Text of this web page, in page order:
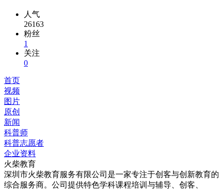
人气
26163
粉丝
1
关注
0
首页
视频
图片
原创
新闻
科普师
科普志愿者
企业资料
火柴教育
深圳市火柴教育服务有限公司是一家专注于创客与创新教育的
综合服务商。公司提供特色学科课程培训与辅导、创客、